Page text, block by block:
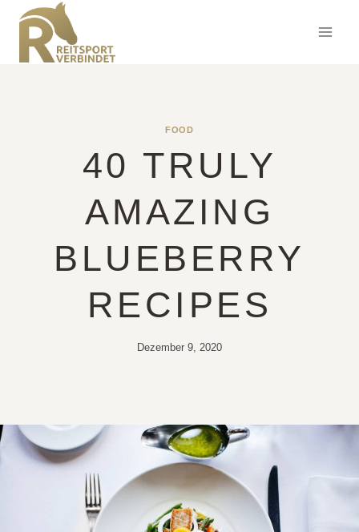
Inhalt
springen
FOOD
40 TRULY
AMAZING
BLUEBERRY
RECIPES
Von
Dezember 9, 2020